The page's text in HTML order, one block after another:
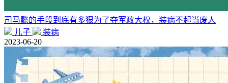
司马懿的手段到底有多狠为了夺军政大权，装病不起当废人
儿子
装病
2023-06-20